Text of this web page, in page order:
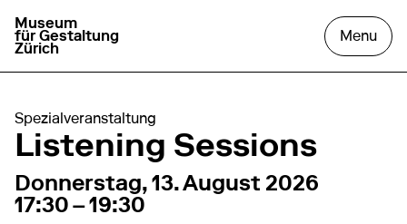
go to homepage
Museum
für Gestaltung
Zürich
Menu
Spezialveranstaltung
Listening Sessions
13. August 202617:30 – 19:30
Donnerstag, 13. August 2026
17:30 – 19:30